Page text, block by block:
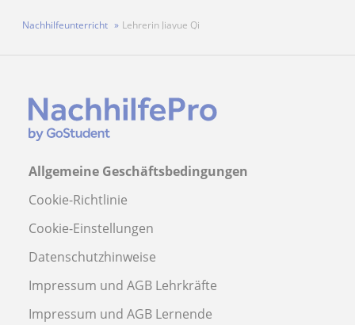
Nachhilfeunterricht Lehrerin Jiayue Qi
Allgemeine Geschäftsbedingungen
Cookie-Richtlinie
Cookie-Einstellungen
Datenschutzhinweise
Impressum und AGB Lehrkräfte
Impressum und AGB Lernende